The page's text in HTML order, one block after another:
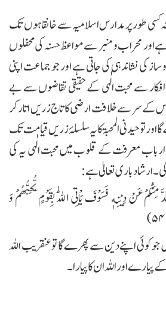
کسی طور پر مدارس اسلامیہ سے خانقاہوں تک
اور محراب و منبر سے مواعظ حسنہ کی محفلوں
نشاندہی کی جاتی ہے اور جو جماعت اپنی
سے محبت الٰہی کے حقیقی تقاضوں سے بے
اس کے سر سے خلافت ارضی کا تاج زریں اتار کر
توحیدنی المحبۃ کا یہ سلسلۂ زریں قیامت تک
معرفت کے قلوب میں محبت الٰہی یہ کی
باری تعالیٰ ہے:
مِنْكُمْ عَنْ دِیْنِهٖ فَسَوْفَ یَاْتِی اللّٰهُ بِقَوْمٍ یُّحِبُّهُمْ وَ
کوئی اپنے دین سے پھرے گا تو عنقریب اللہ
اور اللہ ان کا پیارا۔